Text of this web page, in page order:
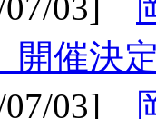
開催決
07/03]